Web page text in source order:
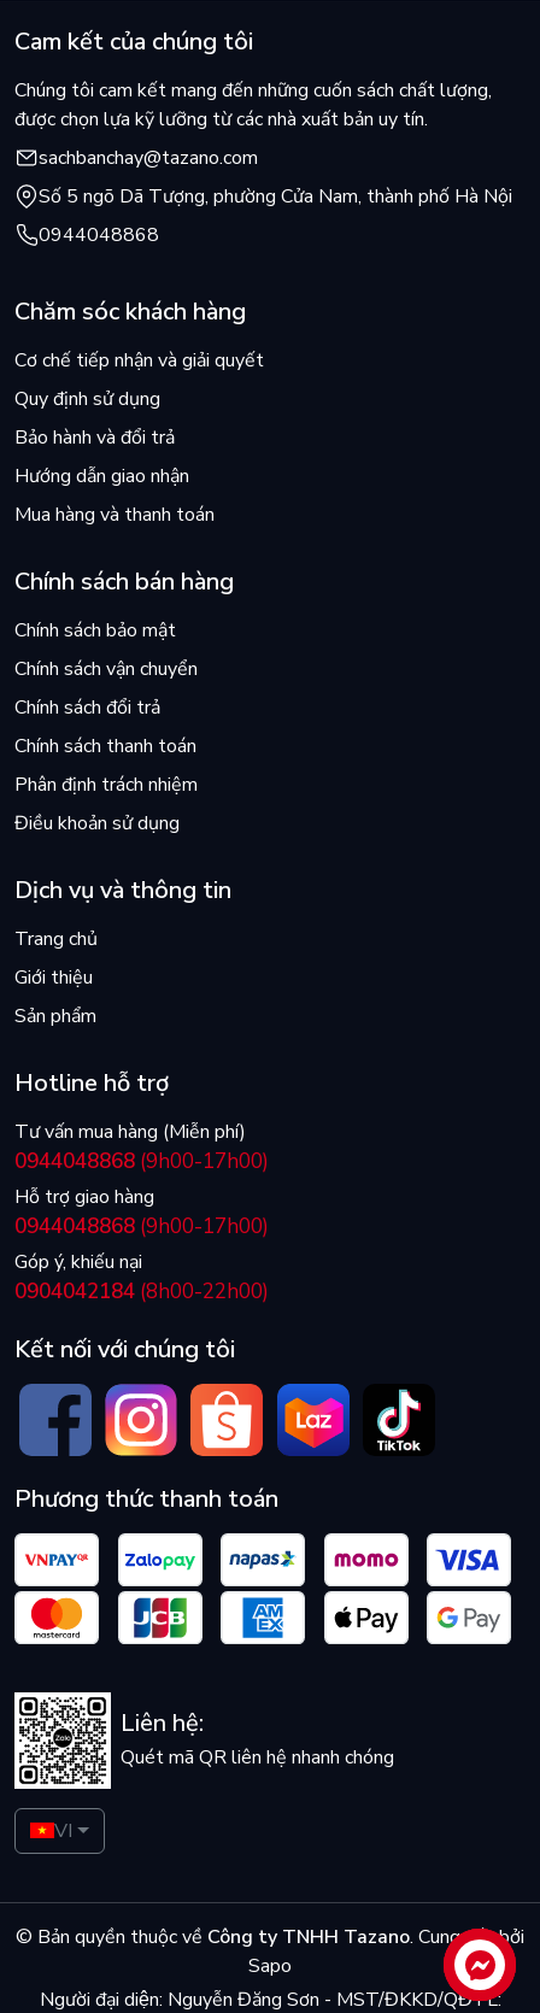
Cam kết của chúng tôi
Chúng tôi cam kết mang đến những cuốn sách chất lượng,
được chọn lựa kỹ lưỡng từ các nhà xuất bản uy tín.
sachbanchay@tazano.com
Số 5 ngõ Dã Tượng, phường Cửa Nam, thành phố Hà Nội
0944048868
Chăm sóc khách hàng
Cơ chế tiếp nhận và giải quyết
Quy định sử dụng
Bảo hành và đổi trả
Hướng dẫn giao nhận
Mua hàng và thanh toán
Chính sách bán hàng
Chính sách bảo mật
Chính sách vận chuyển
Chính sách đổi trả
Chính sách thanh toán
Phân định trách nhiệm
Điều khoản sử dụng
Dịch vụ và thông tin
Trang chủ
Giới thiệu
Sản phẩm
Hotline hỗ trợ
Tư vấn mua hàng (Miễn phí)
0944048868 (9h00-17h00)
Hỗ trợ giao hàng
0944048868 (9h00-17h00)
Góp ý, khiếu nại
0904042184 (8h00-22h00)
Kết nối với chúng tôi
Phương thức thanh toán
Liên hệ:
Quét mã QR liên hệ nhanh chóng
VI
© Bản quyền thuộc về Công ty TNHH Tazano. Cung cấp bởi
Sapo
Người đại diện: Nguyễn Đăng Sơn - MST/ĐKKD/QĐTL:
Liên hệ